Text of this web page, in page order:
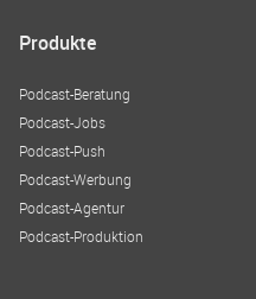
Produkte
Podcast-Beratung
Podcast-Jobs
Podcast-Push
Podcast-Werbung
Podcast-Agentur
Podcast-Produktion